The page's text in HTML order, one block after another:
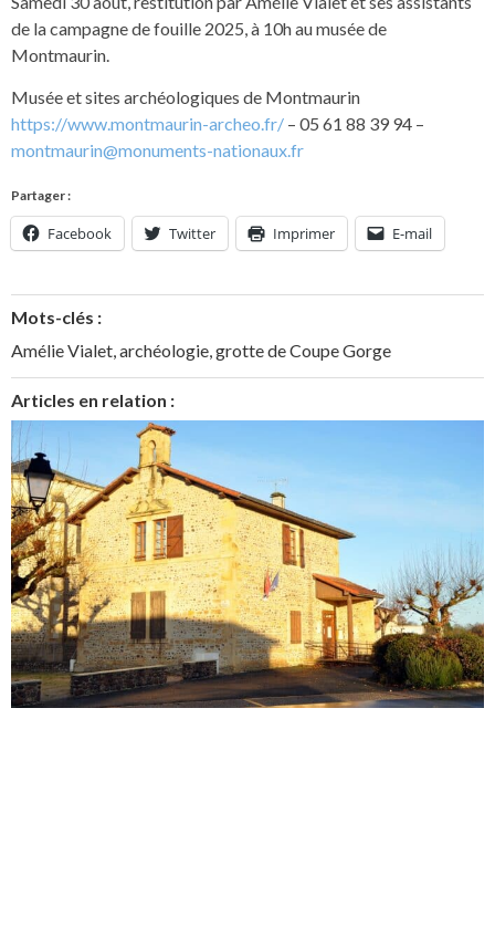
de la campagne de fouille 2025, à 10h au musée de
Montmaurin.
Musée et sites archéologiques de Montmaurin
https://www.montmaurin-archeo.fr/ – 05 61 88 39 94 –
montmaurin@monuments-nationaux.fr
Partager :
Facebook Twitter Imprimer E-mail
Mots-clés :
Amélie Vialet archéologie grotte de Coupe Gorge
Articles en relation :